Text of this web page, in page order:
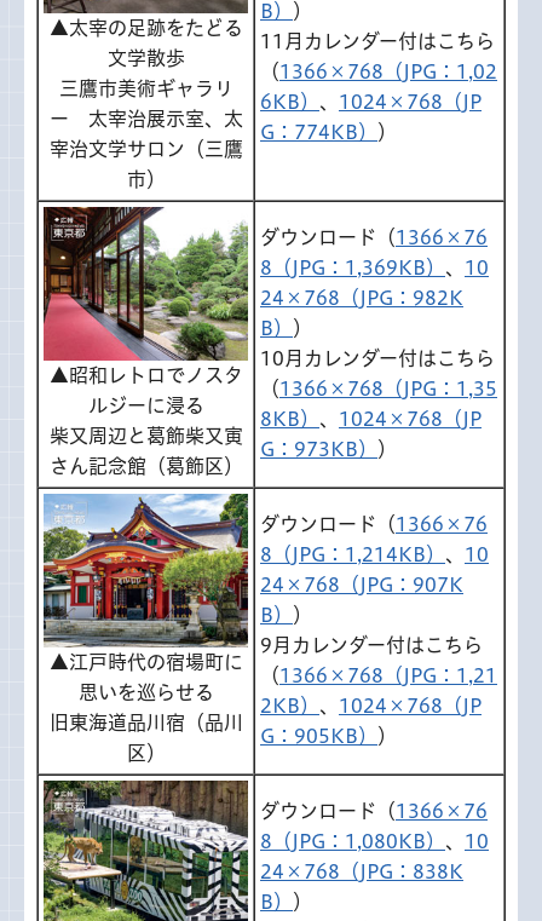
▲太宰の足跡をたどる
文学散歩
三鷹市美術ギャラリ
ー 太宰治展示室、太
宰治文学サロン（三鷹
市）
B）
）
11月カレンダー付はこちら
（1366×768（JPG：1,02
6KB） 、 1024×768（JP
G：774KB）
）
▲昭和レトロでノスタ
ルジーに浸る
柴又周辺と葛飾柴又寅
さん記念館（葛飾区）
ダウンロード（1366×76
8（JPG：1,369KB） 、 10
24×768（JPG：982K
B）
）
10月カレンダー付はこちら
（1366×768（JPG：1,35
8KB） 、 1024×768（JP
G：973KB）
）
▲江戸時代の宿場町に
思いを巡らせる
旧東海道品川宿（品川
区）
ダウンロード（1366×76
8（JPG：1,214KB） 、 10
24×768（JPG：907K
B）
）
9月カレンダー付はこちら
（1366×768（JPG：1,21
2KB） 、 1024×768（JP
G：905KB）
）
ダウンロード（1366×76
8（JPG：1,080KB） 、 10
24×768（JPG：838K
B）
）